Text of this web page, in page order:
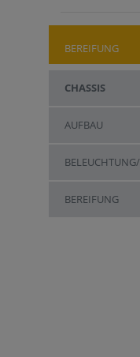
BEREIFUNG
CHASSIS
AUFBAU
BEREIFUNG